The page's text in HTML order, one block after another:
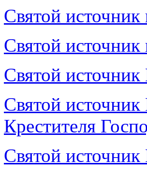
Святой
Святой
Святой
Святой
Крестителя
Святой